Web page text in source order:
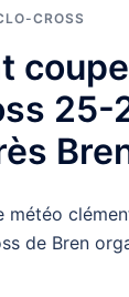
CROSS
25-
météo
de Bren